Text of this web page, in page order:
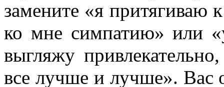
замените «я
ко мне симпатию» или
выгляжу
все лучше и лучше». Вас